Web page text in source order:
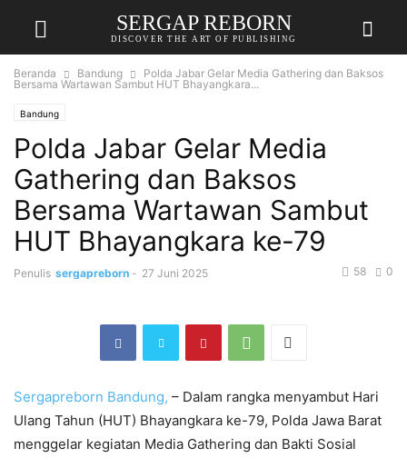
SERGAP REBORN
DISCOVER THE ART OF PUBLISHING
Beranda Bandung
Polda Jabar Gelar Media Gathering dan Baksos
Bersama Wartawan Sambut HUT Bhayangkara...
Bandung
Polda Jabar Gelar Media
Gathering dan Baksos
Bersama Wartawan Sambut
HUT Bhayangkara ke-79
Penulis sergapreborn - 27 Juni 2025 0
58
Sergapreborn Bandung, – Dalam rangka menyambut Hari
Ulang Tahun (HUT) Bhayangkara ke-79, Polda Jawa Barat
menggelar kegiatan Media Gathering dan Bakti Sosial